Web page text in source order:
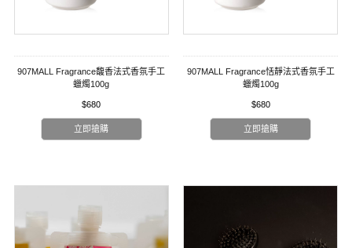
907MALL Fragrance馥香法式香氛手工
蠟燭100g
$680
立即搶購
907MALL Fragrance恬靜法式香氛手工
蠟燭100g
$680
立即搶購